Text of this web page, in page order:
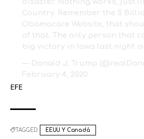
Country. Remember the 5
Obamacare Website, that
of that. The only person that
big victory in Iowa last night is
— Donald J. Trump
February 4, 2020
EFE
TAGGED: EEUU Y Canadá